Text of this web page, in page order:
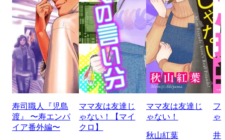
寿司職人『児島
渡』 〜寿エンパ
イア番外編〜
ママ友は友達じ
ゃない！【マイ
クロ】
ママ友は友達じ
ゃない！
秋山紅葉
フ
ゃ
井